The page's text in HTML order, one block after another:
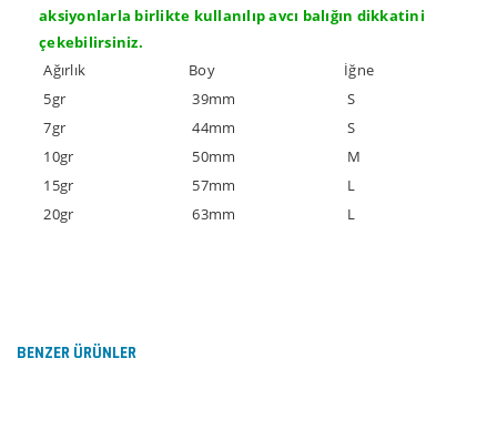
aksiyonlarla birlikte kullanılıp avcı balığın dikkatini
çekebilirsiniz.
Ağırlık
Boy
İğne
5gr
39mm
S
7gr
44mm
S
10gr
50mm
M
15gr
57mm
L
20gr
63mm L
Görüş ve önerileriniz için teşekkür ederiz.
BENZER ÜRÜNLER